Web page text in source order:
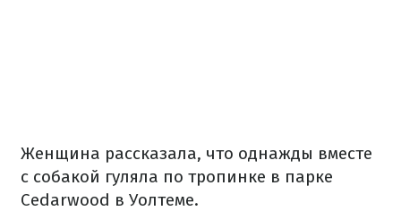
Женщина рассказала, что однажды вместе
с собакой гуляла по тропинке в парке
Cedarwood в Уолтеме.